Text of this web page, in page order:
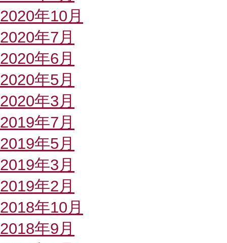
2020年10月
2020年7月
2020年6月
2020年5月
2020年3月
2019年7月
2019年5月
2019年3月
2019年2月
2018年10月
2018年9月